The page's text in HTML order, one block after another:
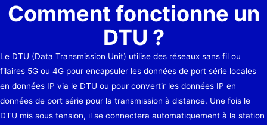
Comment fonctionne un
DTU ?
Le DTU (Data Transmission Unit) utilise des réseaux sans fil ou
filaires 5G ou 4G pour encapsuler les données de port série locales
en données IP via le DTU ou pour convertir les données IP en
données de port série pour la transmission à distance. Une fois le
DTU mis sous tension, il se connectera automatiquement à la station